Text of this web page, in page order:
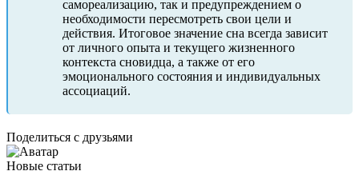
самореализацию, так и предупреждением о
необходимости пересмотреть свои цели и
действия. Итоговое значение сна всегда зависит
от личного опыта и текущего жизненного
контекста сновидца, а также от его
эмоционального состояния и индивидуальных
ассоциаций.
Поделиться с друзьями
Новые статьи